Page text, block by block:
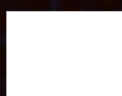
Saltar
Saltar
Saltar